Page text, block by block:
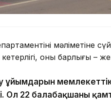
мәліметіне
оның барлығы –
ұйымдарын
Ол 22 балабақшаны